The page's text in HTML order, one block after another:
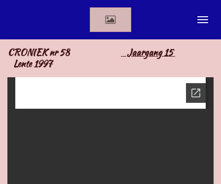
de
hoofdinhoud
CRONIEK nr 58
Jaargang 15
Lente 1997